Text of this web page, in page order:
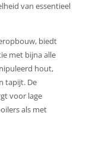
van essentieel
biedt
met bijna alle
hout,
tapijt. De
voor lage
als met